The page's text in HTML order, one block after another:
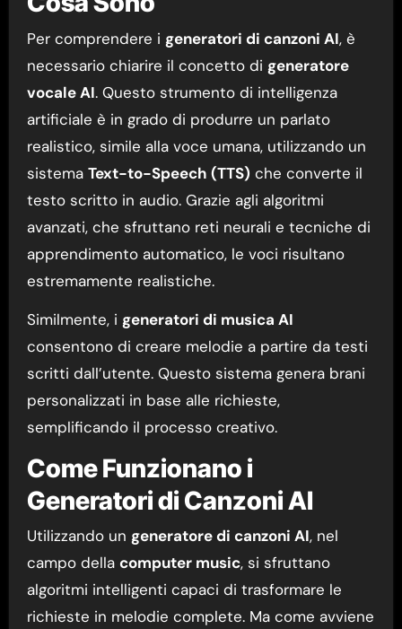
Per comprendere i generatori di canzoni AI, è
necessario chiarire il concetto di generatore
vocale AI. Questo strumento di intelligenza
artificiale è in grado di produrre un parlato
realistico, simile alla voce umana, utilizzando un
sistema Text-to-Speech (TTS) che converte il
testo scritto in audio. Grazie agli algoritmi
avanzati, che sfruttano reti neurali e tecniche di
apprendimento automatico, le voci risultano
estremamente realistiche.
Similmente, i generatori di musica AI
consentono di creare melodie a partire da testi
scritti dall’utente. Questo sistema genera brani
personalizzati in base alle richieste,
semplificando il processo creativo.
Come Funzionano i
Generatori di Canzoni AI
Utilizzando un generatore di canzoni AI, nel
campo della computer music, si sfruttano
algoritmi intelligenti capaci di trasformare le
richieste in melodie complete. Ma come avviene